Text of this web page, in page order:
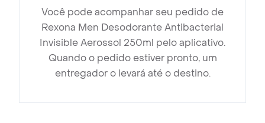
Você pode acompanhar seu pedido de
Rexona Men Desodorante Antibacterial
Invisible Aerossol 250ml pelo aplicativo.
Quando o pedido estiver pronto, um
entregador o levará até o destino.